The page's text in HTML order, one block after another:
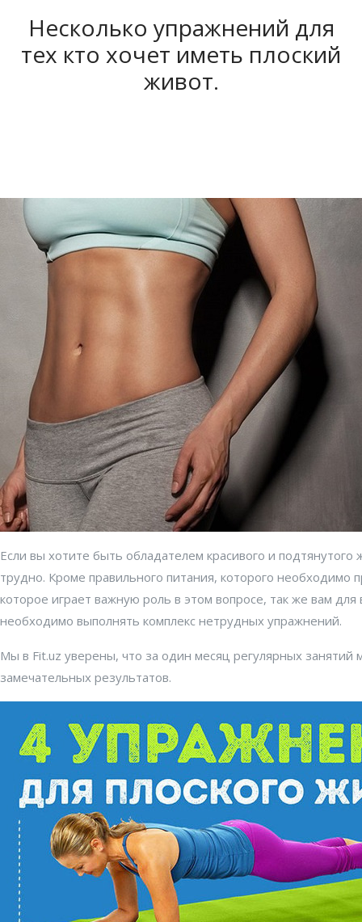
Несколько упражнений для
тех кто хочет иметь плоский
живот.
Если вы хотите быть обладателем красивого и подтянутого
трудно. Кроме правильного питания, которого необходимо
которое играет важную роль в этом вопросе, так же вам
необходимо выполнять комплекс нетрудных упражнений.
Мы в Fit.uz уверены, что за один месяц регулярных занятий
замечательных результатов.